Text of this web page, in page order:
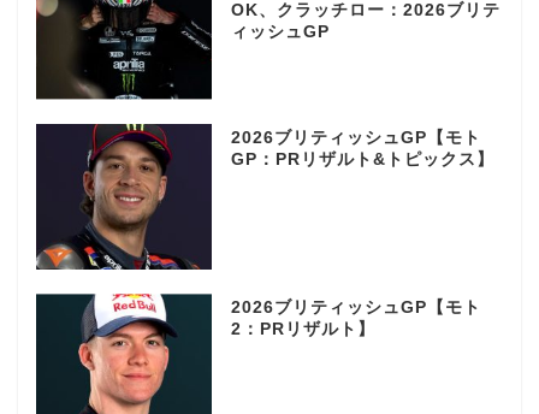
OK、クラッチロー：2026ブリテ
ィッシュGP
2026ブリティッシュGP【モト
GP：PRリザルト&トピックス】
2026ブリティッシュGP【モト
2：PRリザルト】